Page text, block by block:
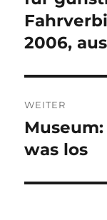
2006,
WEITER
Nächster
Beitrag:
was los